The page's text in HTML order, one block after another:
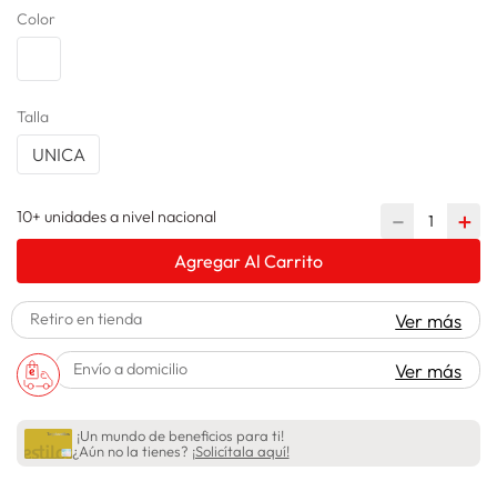
7.
10. lavadora
Color
Talla
UNICA
10+ unidades a nivel nacional ＋
－
Agregar Al Carrito
Retiro en tienda Ver más
Envío a domicilio Ver más
¡Un mundo de beneficios para ti!
¿Aún no la tienes? ¡Solicítala aquí!